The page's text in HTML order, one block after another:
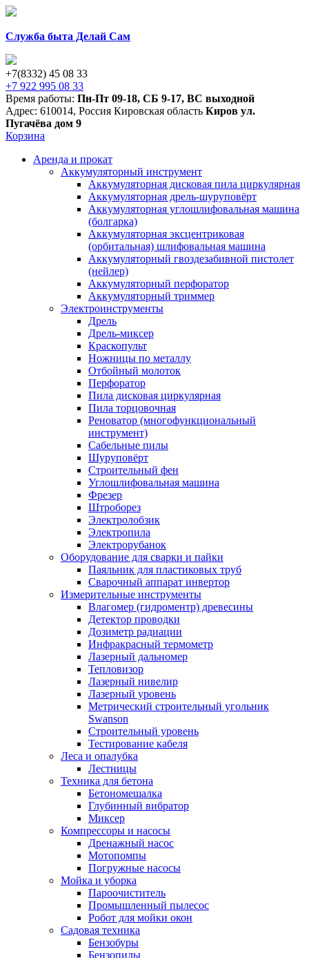
Служба быта Делай Сам
+7(8332) 45 08 33
+7 922 995 08 33
Время работы: Пн-Пт 09-18, СБ 9-17, ВС выходной
Адрес: 610014, Россия Кировская область Киров ул.
Пугачёва дом 9
Корзина
Аренда и прокат
Аккумуляторный инструмент
Аккумуляторная дисковая пила циркулярная
Аккумуляторная дрель-шуруповёрт
Аккумуляторная углошлифовальная машина
(болгарка)
Аккумуляторная эксцентриковая
(орбитальная) шлифовальная машина
Аккумуляторный гвоздезабивной пистолет
(нейлер)
Аккумуляторный перфоратор
Аккумуляторный триммер
Электроинструменты
Дрель
Дрель-миксер
Краскопульт
Ножницы по металлу
Отбойный молоток
Перфоратор
Пила дисковая циркулярная
Пила торцовочная
Реноватор (многофункциональный
инструмент)
Сабельные пилы
Шуруповёрт
Строительный фен
Углошлифовальная машина
Фрезер
Штроборез
Электролобзик
Электропила
Электрорубанок
Оборудование для сварки и пайки
Паяльник для пластиковых труб
Сварочный аппарат инвертор
Измерительные инструменты
Влагомер (гидроментр) древесины
Детектор проводки
Дозиметр радиации
Инфракрасный термометр
Лазерный дальномер
Тепловизор
Лазерный нивелир
Лазерный уровень
Метрический строительный угольник
Swanson
Строительный уровень
Тестирование кабеля
Леса и опалубка
Лестницы
Техника для бетона
Бетономешалка
Глубинный вибратор
Миксер
Компрессоры и насосы
Дренажный насос
Мотопомпы
Погружные насосы
Мойка и уборка
Пароочиститель
Промышленный пылесос
Робот для мойки окон
Садовая техника
Бензобуры
Бензопилы